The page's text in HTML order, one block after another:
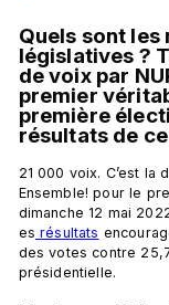
Quels sont les
législatives ?
de voix par
premier
première
résultats de
21 000 voix. C’est
Ensemble! pour le
dimanche 12 mai
es résultats
des votes contre
présidentielle.